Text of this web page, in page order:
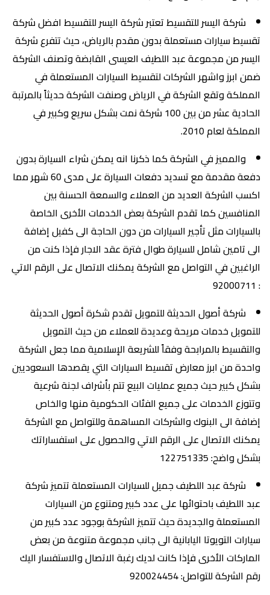
شركة اليسر للتقسيط تعتبر شركة اليسر للتقسيط افضل شركة
تقسيط سيارات مستعملة بدون مقدم بالرياض، حيث تتفرع شركة
اليسر من مجموعة عبد اللطيف العيسى القابضة وتصنف الشركة
ضمن ابرز واشهر الشركات لتقسيط السيارات المستعملة في
المملكة وتقع الشركة في الرياض وصنفت الشركة حديثاً بالمرتبة
الحادية عشر من بين 100 شركة نمت بشكل سريع وكبير في
المملكة لعام 2010.
والمميز في الشركة كما ذكرنا انه يمكن شراء السيارة بدون
دفعة مقدمة مع تسديد دفعات السيارة على مدى 60 شهر مما
اكسب الشركة العديد من العملاء والسمعة الحسنة بين
المنافسين كما تقدم الشركة بعض الخدمات الأخرى الخاصة
بالسيارات مثل تأجير السيارات من دون الحاجة الى كفيل إضافة
الى تامين شامل للسيارة طوال فترة عقد الاجار فإذا كنت من
الراغبين في التواصل مع الشركة يمكنك الاتصال على الرقم الاتي
: 92000711
شركة أصول الحديثة للتمويل تقدم شكرة أصول الحديثة
للتمويل خدمات مريحة وعديدة للعملاء من حيث التمويل
والتقسيط بالمرابحة وفقاً للشريعة الإسلامية مما جعل الشركة
واحدة من ابرز معارض تقسيط السيارات التي يقصدها السعوديين
بشكل كبير حيث جميع عمليات البيع تتم بأشراف لجنة شرعية
وتتوزع الخدمات على جميع الفئات الحكومية منها والخاص
إضافة الى البنوك والشركات المساهمة وللتواصل مع الشركة
يمكنك الاتصال على الرقم الاتي والحصول على استفساراتك
بشكل واضح: 122751335
شركة عبد اللطيف جميل للسيارات المستعملة تتميز شركة
عبد اللطيف باحتوائها على عدد كبير ومتنوع من السيارات
المستعملة والجديدة حيث تتميز الشركة بوجود عدد كبير من
سيارات التويوتا اليابانية الى جانب مجموعة متنوعة من بعض
الماركات الأخرى فإذا كانت لديك رغبة الاتصال والاستفسار اليك
رقم الشركة للتواصل: 920024454